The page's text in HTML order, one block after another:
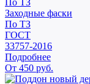
По ТЗ
Заходные фаски
По ТЗ
ГОСТ
33757-2016
Подробнее
От 450 руб.